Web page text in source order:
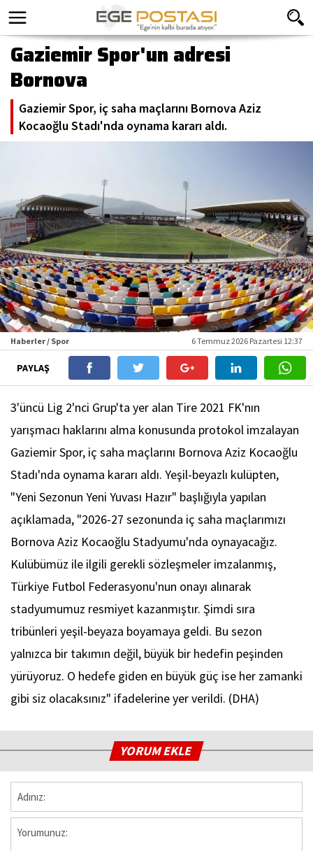
Gaziemir Spor'un adresi
Bornova
Gaziemir Spor, iç saha maçlarını Bornova Aziz
Kocaoğlu Stadı'nda oynama kararı aldı.
Haberler / Spor 6 Temmuz 2026 Pazartesi 12:37
PAYLAŞ
3'üncü Lig 2'nci Grup'ta yer alan Tire 2021 FK'nın
yarışmacı haklarını alma konusunda protokol imzalayan
Gaziemir Spor, iç saha maçlarını Bornova Aziz Kocaoğlu
Stadı'nda oynama kararı aldı. Yeşil-beyazlı kulüpten,
"Yeni Sezonun Yeni Yuvası Hazır" başlığıyla yapılan
açıklamada, "2026-27 sezonunda iç saha maçlarımızı
Bornova Aziz Kocaoğlu Stadyumu'nda oynayacağız.
Kulübümüz ile ilgili gerekli sözleşmeler imzalanmış,
Türkiye Futbol Federasyonu'nun onayı alınarak
stadyumumuz resmiyet kazanmıştır. Şimdi sıra
tribünleri yeşil-beyaza boyamaya geldi. Bu sezon
yalnızca bir takımın değil, büyük bir hedefin peşinden
yürüyoruz. O hedefe giden en büyük güç ise her zamanki
gibi siz olacaksınız" ifadelerine yer verildi. (DHA)
YORUM EKLE